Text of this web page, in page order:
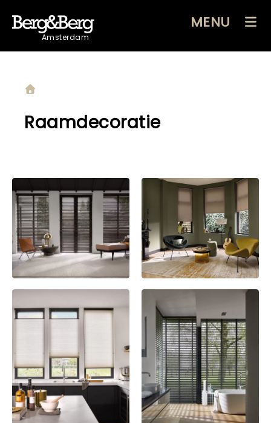
Amsterdam
MENU
Raamdecoratie